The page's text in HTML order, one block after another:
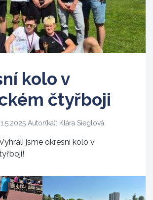
kolo v
čtyřboji
Autor(ka): Klára Sieglová
jsme okresní kolo v